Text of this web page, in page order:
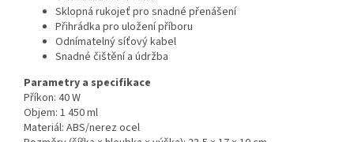
Sklopná rukojeť pro snadné přenášení
Přihrádka pro uložení příboru
Odnímatelný síťový kabel
Snadné čištění a údržba
Parametry a specifikace
Příkon: 40 W
Objem: 1 450 ml
Materiál: ABS/nerez ocel